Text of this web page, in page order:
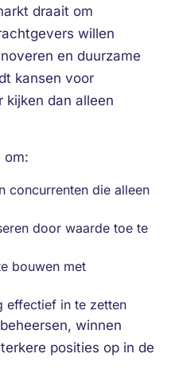
draait om
willen
en duurzame
kansen voor
kijken dan alleen
om:
concurrenten die alleen
door waarde toe te
bouwen met
effectief in te zetten
winnen
posities op in de